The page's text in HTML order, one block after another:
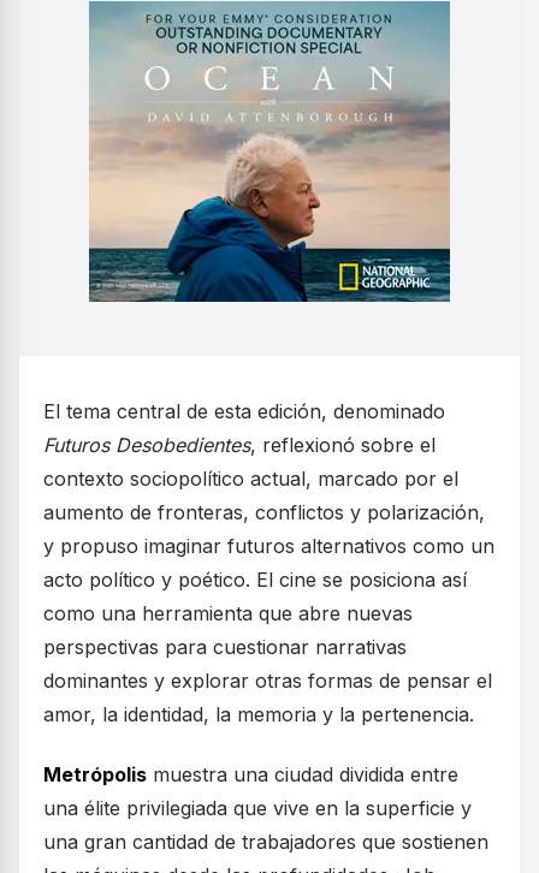
El tema central de esta edición, denominado
Futuros Desobedientes, reflexionó sobre el
contexto sociopolítico actual, marcado por el
aumento de fronteras, conflictos y polarización,
y propuso imaginar futuros alternativos como un
acto político y poético. El cine se posiciona así
como una herramienta que abre nuevas
perspectivas para cuestionar narrativas
dominantes y explorar otras formas de pensar el
amor, la identidad, la memoria y la pertenencia.
Metrópolis muestra una ciudad dividida entre
una élite privilegiada que vive en la superficie y
una gran cantidad de trabajadores que sostienen